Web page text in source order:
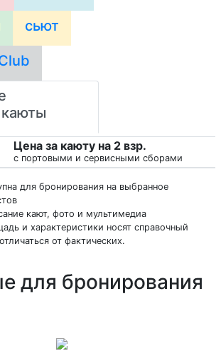
сьют
Цена за каюту на 2 взр.
с портовыми и сервисными сборами
для бронирования на выбранное
кают, фото и мультимедиа
и характеристики носят справочный
от фактических.
для бронирования